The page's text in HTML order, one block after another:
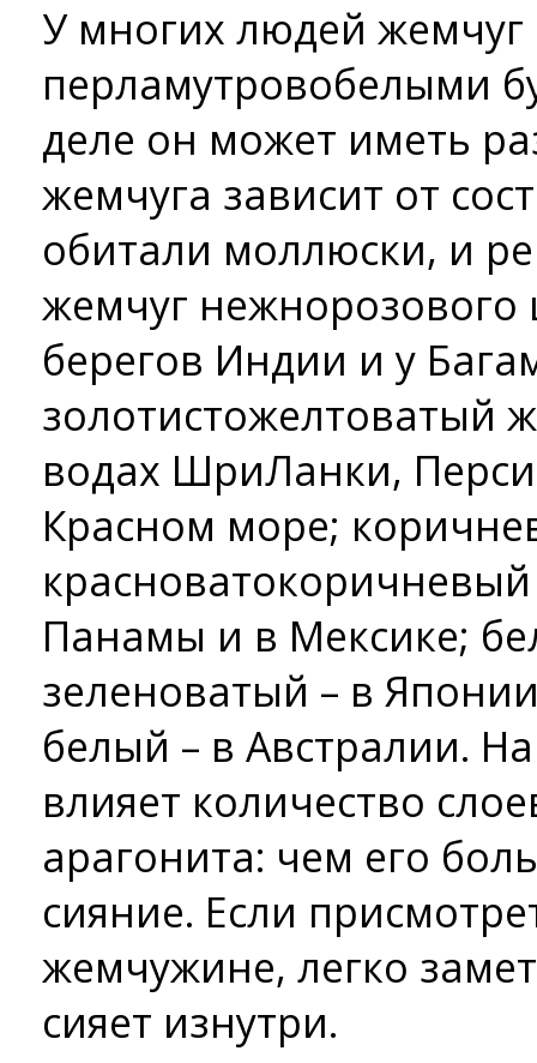
У многих людей жемчуг
перламутрово­белыми
деле он может иметь
жемчуга зависит от
обитали моллюски, и
жемчуг нежно­розового
берегов Индии и у
золотисто­желтоватый
водах Шри­Ланки,
Красном море;
Панамы и в Мексике;
зеленоватый – в
белый – в Австралии.
влияет количество
арагонита: чем его
сияние. Если
жемчужине, легко
сияет изнутри.